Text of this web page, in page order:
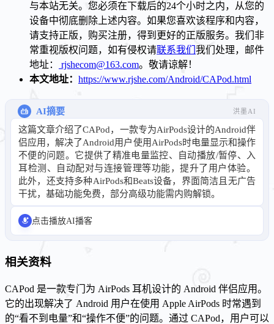
与本站无关。您必须在下载后的24个小时之内，从您的
设备中彻底删除上述内容。如果您喜欢该程序和内容，
请支持正版，购买注册，得到更好的正版服务。我们非
常重视版权问题，如有侵权请联系我们 我们处理，邮件
地址：
rjshecom@163.com。敬请谅解！
本文地址： https://www.rjshe.com/Android/CAPod.html
AI摘要 洪墨AI
这篇文章介绍了CAPod，一款专为AirPods设计的Android伴
侣应用，解决了Android用户使用AirPods时电量显示和操作
不便的问题。它提供了精准电量监控、自动播放/暂停、入
耳检测、自动配对与连接管理等功能，提升了用户体验。
此外，还支持多种AirPods和Beats设备，界面简洁且无广告
干扰，基础功能免费，部分高级功能需内购解锁。
点击播放AI播客
相关资料
CAPod 是一款专门为 AirPods 耳机设计的 Android 伴侣应用。
它的出现解决了 Android 用户在使用 Apple AirPods 时常遇到
的“看不到电量”和“操作不便”的问题。通过 CAPod，用户可以